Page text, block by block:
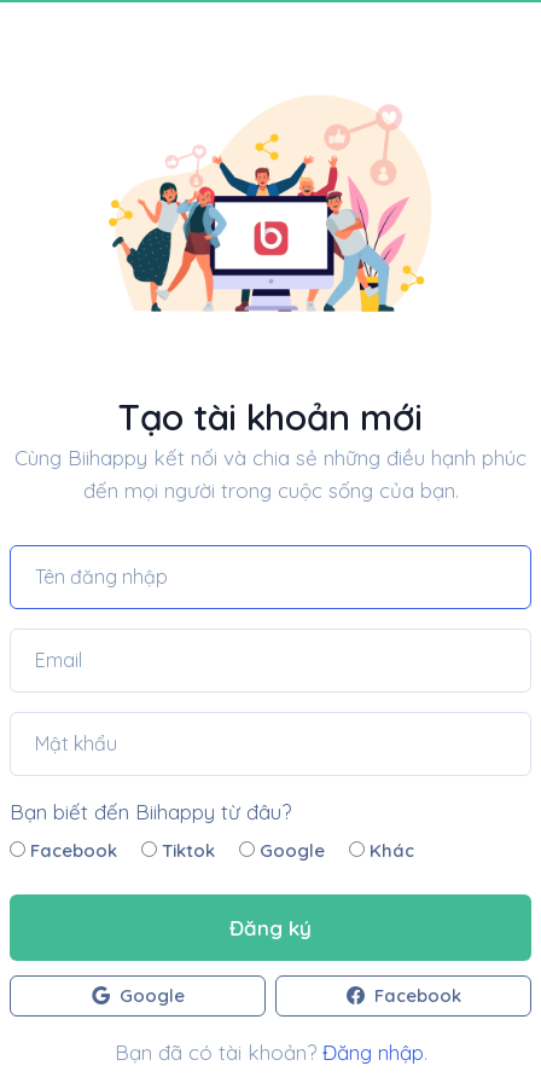
Tạo tài khoản mới
Cùng Biihappy kết nối và chia sẻ những điều hạnh phúc
đến mọi người trong cuộc sống của bạn.
Bạn biết đến Biihappy từ đâu?
Facebook Tiktok Google Khác
Đăng ký
Google Facebook
Bạn đã có tài khoản? Đăng nhập.